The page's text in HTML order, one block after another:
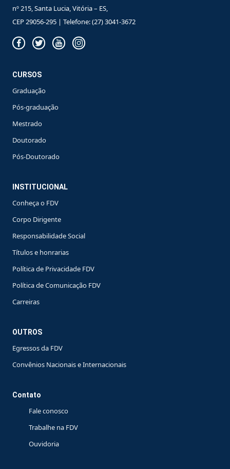
nº 215, Santa Lucia, Vitória – ES,
CEP 29056-295 | Telefone: (27) 3041-3672
CURSOS
Graduação
Pós-graduação
Mestrado
Doutorado
Pós-Doutorado
INSTITUCIONAL
Conheça o FDV
Corpo Dirigente
Responsabilidade Social
Títulos e honrarias
Política de Privacidade FDV
Política de Comunicação FDV
Carreiras
OUTROS
Egressos da FDV
Convênios Nacionais e Internacionais
Contato
Fale conosco
Trabalhe na FDV
Ouvidoria